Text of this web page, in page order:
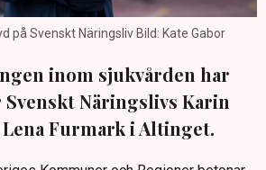
på Svenskt Näringsliv Bild: Kate Gabor
inom sjukvården har
Näringslivs Karin
Furmark i Altinget.